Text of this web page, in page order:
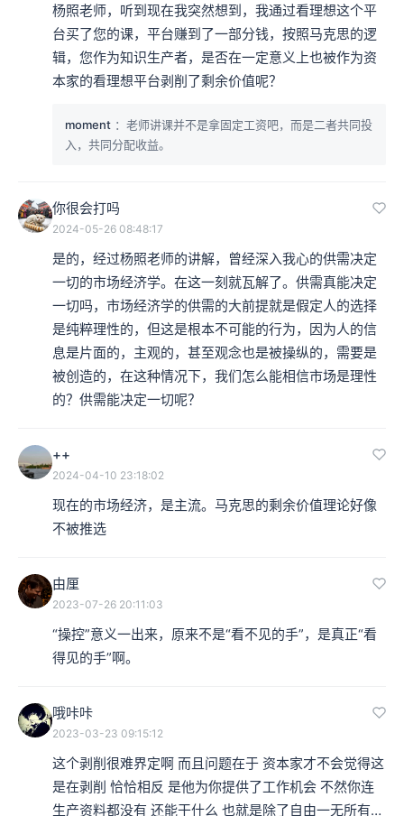
杨照老师，听到现在我突然想到，我通过看理想这个平
台买了您的课，平台赚到了一部分钱，按照马克思的逻
辑，您作为知识生产者，是否在一定意义上也被作为资
本家的看理想平台剥削了剩余价值呢？
moment ：老师讲课并不是拿固定工资吧，而是二者共同投
入，共同分配收益。
你很会打吗
2024-05-26 08:48:17
是的，经过杨照老师的讲解，曾经深入我心的供需决定
一切的市场经济学。在这一刻就瓦解了。供需真能决定
一切吗，市场经济学的供需的大前提就是假定人的选择
是纯粹理性的，但这是根本不可能的行为，因为人的信
息是片面的，主观的，甚至观念也是被操纵的，需要是
被创造的，在这种情况下，我们怎么能相信市场是理性
的？供需能决定一切呢？
++
2024-04-10 23:18:02
现在的市场经济，是主流。马克思的剩余价值理论好像
不被推选
由厘
2023-07-26 20:11:03
“操控”意义一出来，原来不是“看不见的手”，是真正“看
得见的手”啊。
哦咔咔
2023-03-23 09:15:12
这个剥削很难界定啊 而且问题在于 资本家才不会觉得这
是在剥削 恰恰相反 是他为你提供了工作机会 不然你连
生产资料都没有 还能干什么 也就是除了自由一无所有…